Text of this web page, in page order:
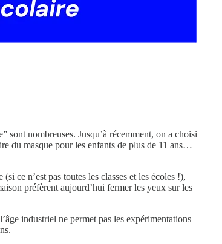
sont nombreuses. Jusqu’à récemment, on a choisi
du masque pour les enfants de plus de 11 ans…
ce n’est pas toutes les classes et les écoles !),
préfèrent aujourd’hui fermer les yeux sur les
industriel ne permet pas les expérimentations